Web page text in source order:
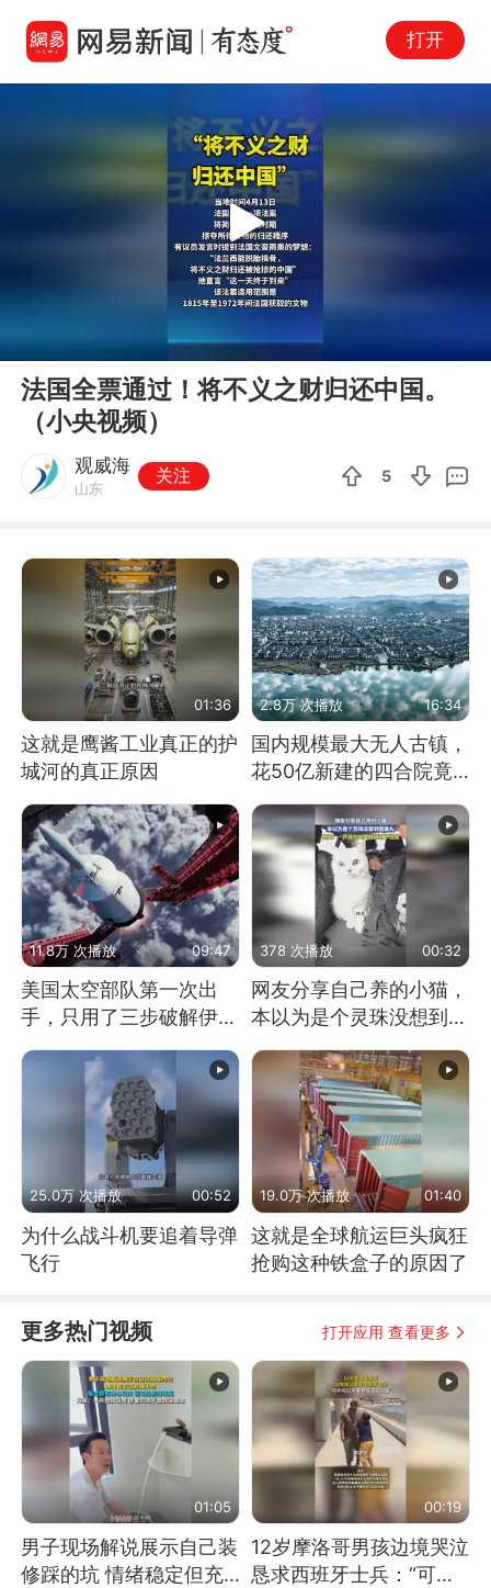
打开
Play
法国全票通过！将不义之财归还中国。
（小央视频）
观威海
山东
关注 5
01:36
这就是鹰酱工业真正的护
城河的真正原因
2.8万 次播放 16:34
国内规模最大无人古镇，
花50亿新建的四合院竟
没人住，发生了啥
11.8万 次播放 09:47
美国太空部队第一次出
手，只用了三步破解伊朗
378 次播放 00:32
网友分享自己养的小猫，
本以为是个灵珠没想到是
25.0万 次播放 00:52
为什么战斗机要追着导弹
飞行
19.0万 次播放 01:40
这就是全球航运巨头疯狂
抢购这种铁盒子的原因了
更多热门视频 打开应用 查看更多
01:05
男子现场解说展示自己装
修踩的坑 情绪稳定但充
00:19
12岁摩洛哥男孩边境哭泣
恳求西班牙士兵：“可不